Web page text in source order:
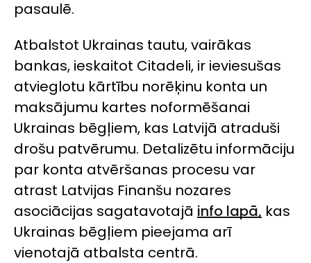
pasaulē.
Atbalstot Ukrainas tautu, vairākas
bankas, ieskaitot Citadeli, ir ieviesušas
atvieglotu kārtību norēķinu konta un
maksājumu kartes noformēšanai
Ukrainas bēgļiem, kas Latvijā atraduši
drošu patvērumu. Detalizētu informāciju
par konta atvēršanas procesu var
atrast Latvijas Finanšu nozares
asociācijas sagatavotajā info lapā, kas
Ukrainas bēgļiem pieejama arī
vienotajā atbalsta centrā.